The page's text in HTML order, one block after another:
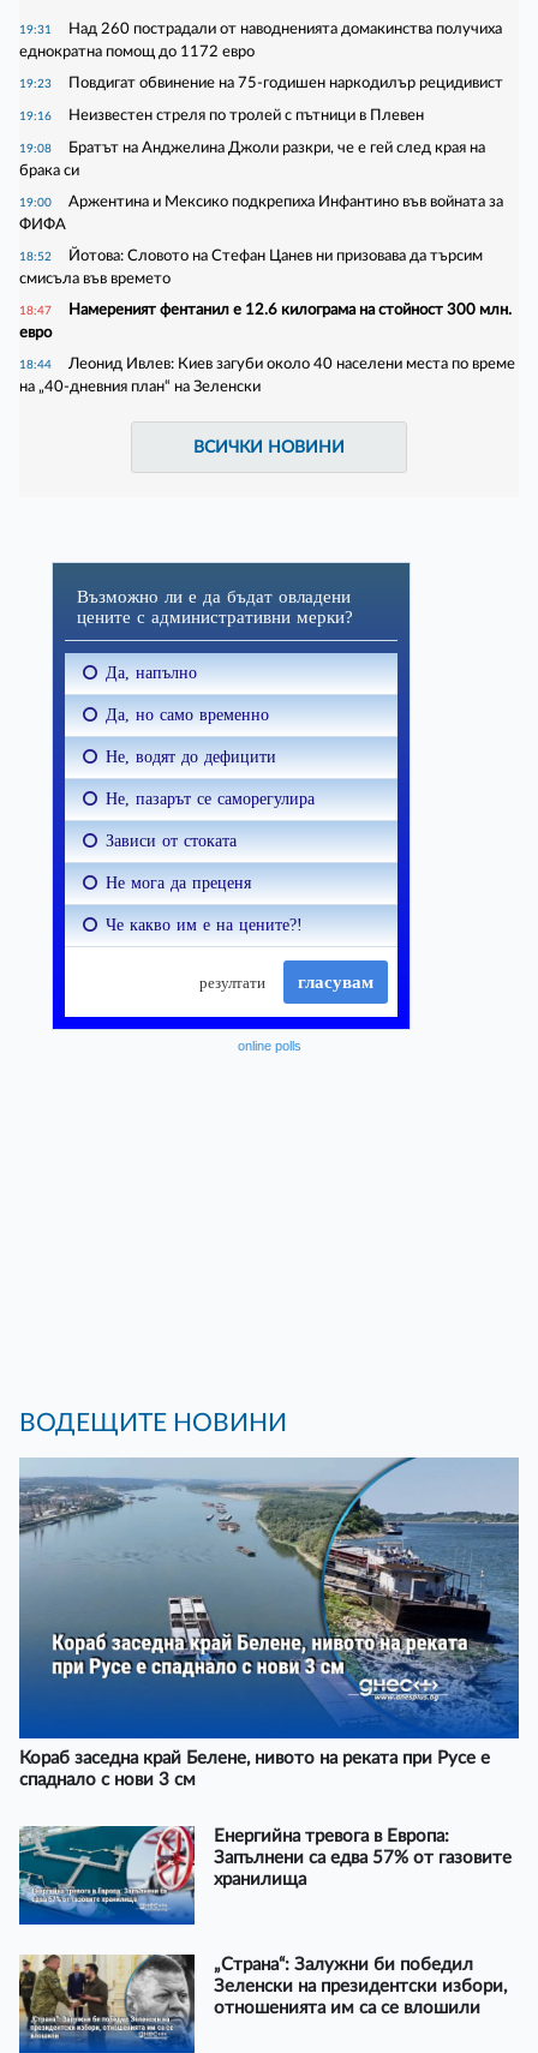
19:31
Над 260 пострадали от наводненията домакинства получиха
еднократна помощ до 1172 евро
19:23 Повдигат обвинение на 75-годишен наркодилър рецидивист
19:16 Неизвестен стреля по тролей с пътници в Плевен
19:08
Братът на Анджелина Джоли разкри, че е гей след края на
брака си
19:00
Аржентина и Мексико подкрепиха Инфантино във войната за
ФИФА
18:52
Йотова: Словото на Стефан Цанев ни призовава да търсим
смисъла във времето
18:47
Намереният фентанил е 12.6 килограма на стойност 300 млн.
евро
18:44
Леонид Ивлев: Киев загуби около 40 населени места по време
на „40-дневния план“ на Зеленски
ВСИЧКИ НОВИНИ
online polls
ВОДЕЩИТЕ НОВИНИ
Кораб заседна край Белене, нивото на реката при Русе е
спаднало с нови 3 см
Енергийна тревога в Европа:
Запълнени са едва 57% от газовите
хранилища
„Страна“: Залужни би победил
Зеленски на президентски избори,
отношенията им са се влошили